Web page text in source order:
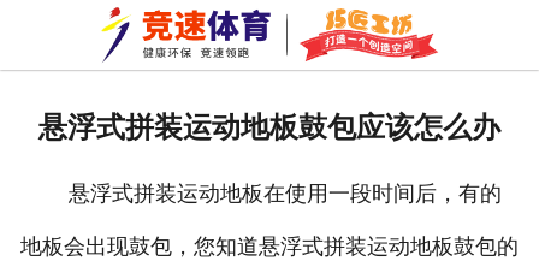
网站首页
悬浮式拼装运动地板鼓包应该怎么办
悬浮式拼装运动地板在使用一段时间后，有的
地板会出现鼓包，您知道悬浮式拼装运动地板鼓包的